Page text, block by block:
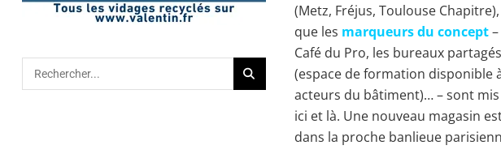
(Metz, Fréjus, Toulouse
que les marqueurs du concept
Café du Pro, les bureaux
(espace de formation disponible
acteurs du bâtiment)… – sont
ici et là. Une nouveau magasin
dans la proche banlieue